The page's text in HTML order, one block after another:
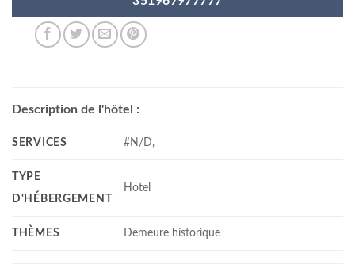
Description de l'hôtel :
SERVICES #N/D,
TYPE
D'HÉBERGEMENT
Hotel
THÈMES Demeure historique